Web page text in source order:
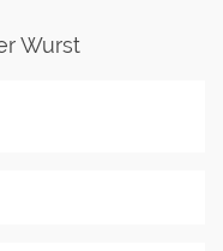
Wurst